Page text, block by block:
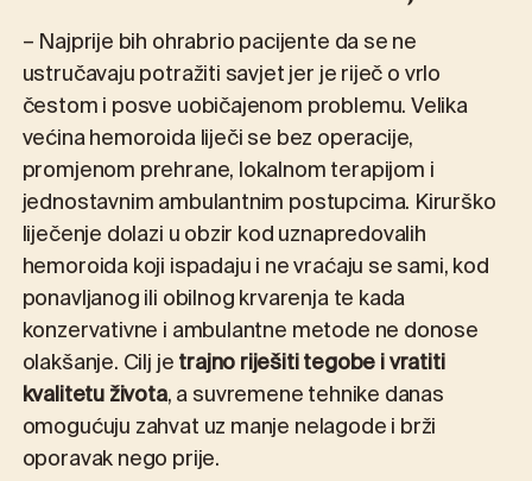
– Najprije bih ohrabrio pacijente da se ne
ustručavaju potražiti savjet jer je riječ o vrlo
čestom i posve uobičajenom problemu. Velika
većina hemoroida liječi se bez operacije,
promjenom prehrane, lokalnom terapijom i
jednostavnim ambulantnim postupcima. Kirurško
liječenje dolazi u obzir kod uznapredovalih
hemoroida koji ispadaju i ne vraćaju se sami, kod
ponavljanog ili obilnog krvarenja te kada
konzervativne i ambulantne metode ne donose
olakšanje. Cilj jetrajno riješiti tegobe i vratiti
kvalitetu života, a suvremene tehnike danas
omogućuju zahvat uz manje nelagode i brži
oporavak nego prije.